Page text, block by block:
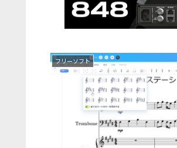
フリーソフト